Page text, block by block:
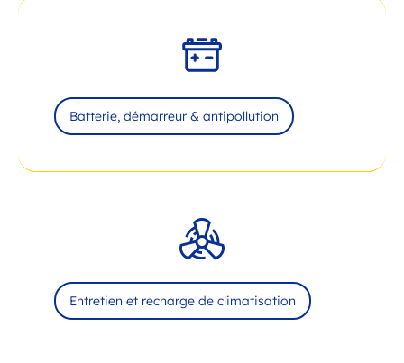
Batterie, démarreur & antipollution
Entretien et recharge de climatisation